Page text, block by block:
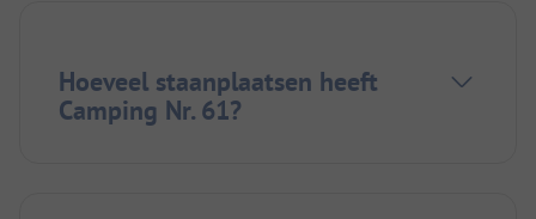
Hoeveel staanplaatsen heeft
Camping Nr. 61?